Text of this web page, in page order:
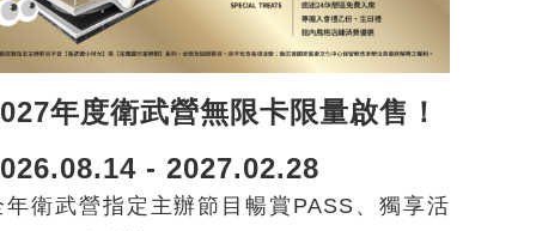
年度衛武營無限卡限量啟售！
- 2027.02.28
年衛武營指定主辦節目暢賞PASS、獨享活